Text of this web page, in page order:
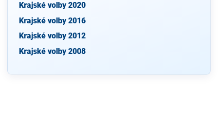
Krajské volby 2020
Krajské volby 2016
Krajské volby 2012
Krajské volby 2008